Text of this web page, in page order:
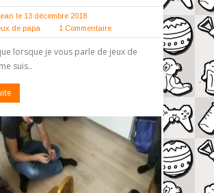
le 13 décembre 2018
de papa 1 Commentaire
lorsque je vous parle de jeux de
suis..